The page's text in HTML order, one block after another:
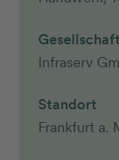
Gesellschaft
Infraserv
Standort
Frankfurt a.